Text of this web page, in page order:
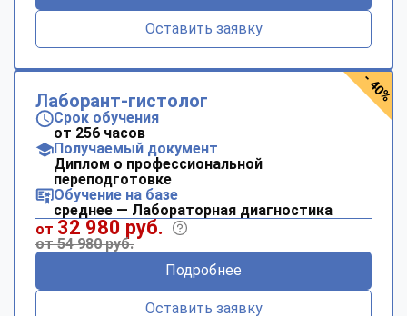
Оставить заявку
Лаборант-гистолог
Срок обучения
от 256 часов
Получаемый документ
Диплом о профессиональной
переподготовке
Обучение на базе
среднее — Лабораторная диагностика
от 32 980 руб.
от 54 980 руб.
Подробнее
Оставить заявку
- 40%